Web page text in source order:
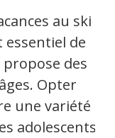
au ski
de
des
Opter
une variété
adolescents